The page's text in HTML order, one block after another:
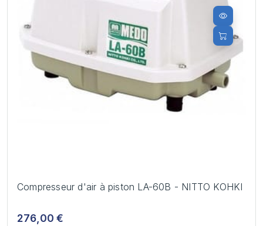
Compresseur d'air à piston LA-60B - NITTO KOHKI
276,00 €